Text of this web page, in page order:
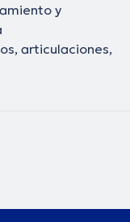
y
articulaciones,